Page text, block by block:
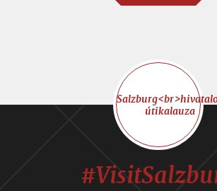
útikalauza